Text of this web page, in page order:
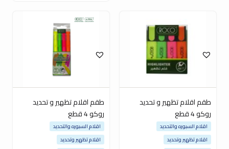
طقم اقلام تظهير و تحديد
روكو 4 قطع
اقلام السبوره والتحديد
اقلام تظهير وتحديد
طقم اقلام تظهير و تحديد
روكو 4 قطع
اقلام السبوره والتحديد
اقلام تظهير وتحديد